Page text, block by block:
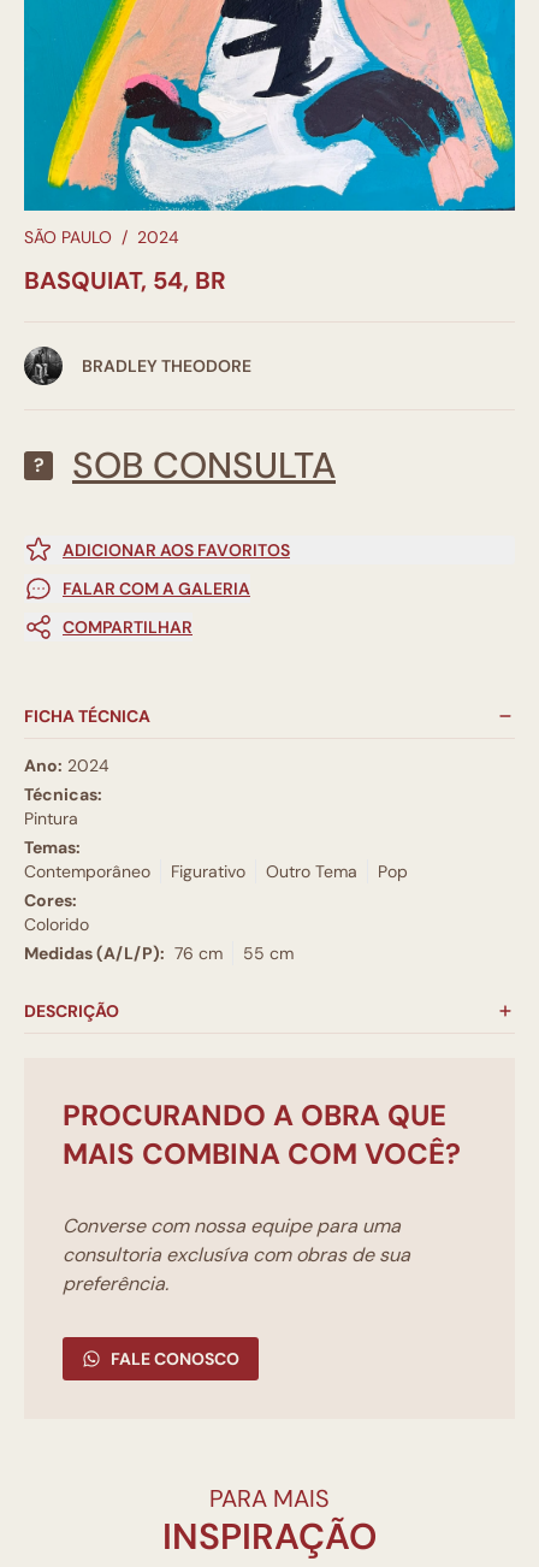
SÃO PAULO / 2024
BASQUIAT, 54, BR
BRADLEY THEODORE
? SOB CONSULTA
ADICIONAR AOS FAVORITOS
FALAR COM A GALERIA
COMPARTILHAR
FICHA TÉCNICA
Ano: 2024
Técnicas:
Pintura
Temas:
Contemporâneo
Figurativo Outro Tema
Pop
Cores:
Colorido
Medidas (A/L/P): 76 cm 55 cm
DESCRIÇÃO
PROCURANDO A OBRA QUE
MAIS COMBINA COM VOCÊ?
Converse com nossa equipe para uma
consultoria exclusíva com obras de sua
preferência.
FALE CONOSCO
PARA MAIS
INSPIRAÇÃO